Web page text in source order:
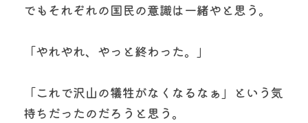
でもそれぞれの国民の意識は一緒やと思う。
「やれやれ、やっと終わった。」
「これで沢山の犠牲がなくなるなぁ」という気
持ちだったのだろうと思う。